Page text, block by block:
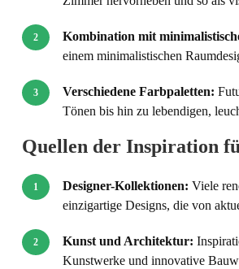
Kombination mit
einem minimalistischen
Verschiedene Farbpaletten:
Tönen bis hin zu lebendigen,
Quellen der Inspiration
Designer-Kollektionen: Viele
einzigartige Designs, die von
Kunst und Architektur:
Kunstwerke und innovative